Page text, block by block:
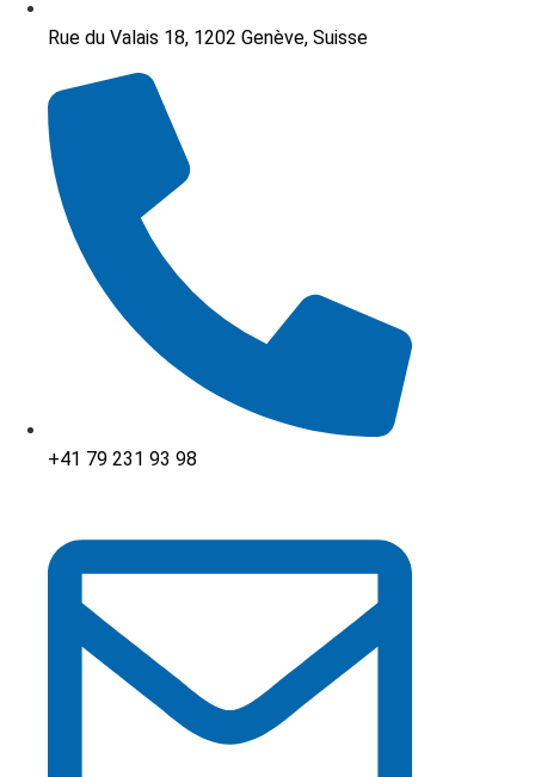
Rue du Valais 18, 1202 Genève, Suisse
+41 79 231 93 98